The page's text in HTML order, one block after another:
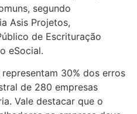
segundo
Asis Projetos,
de Escrituração
eSocial.
30% dos erros
de 280 empresas
Vale destacar que o